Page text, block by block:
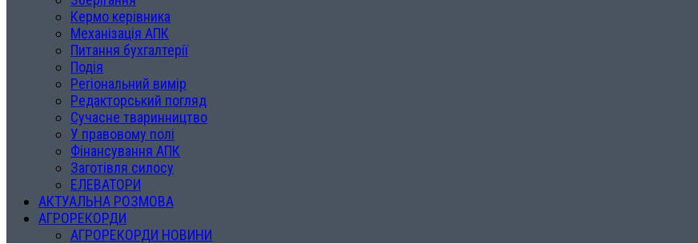
Кермо керівника
Механізація АПК
Питання бухгалтерії
Подія
Регіональний вимір
Редакторський погляд
Сучасне тваринництво
У правовому полі
Фінансування АПК
Заготівля силосу
ЕЛЕВАТОРИ
АКТУАЛЬНА РОЗМОВА
АГРОРЕКОРДИ
АГРОРЕКОРДИ НОВИНИ